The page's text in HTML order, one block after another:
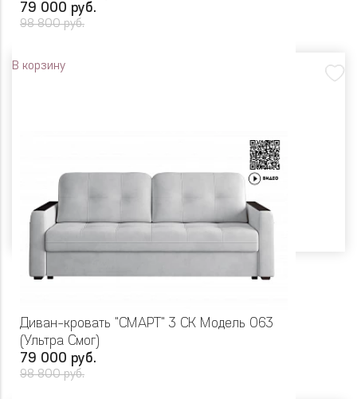
79 000 руб.
98 800 руб.
В корзину
Диван-кровать "СМАРТ" 3 СК Модель 063
(Ультра Смог)
79 000 руб.
98 800 руб.